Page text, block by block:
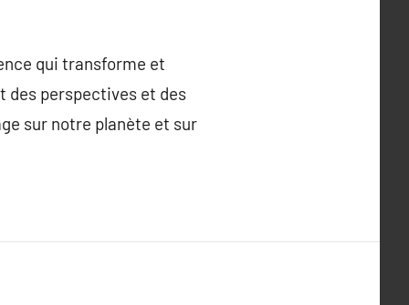
qui transforme et
des perspectives et des
sur notre planète et sur